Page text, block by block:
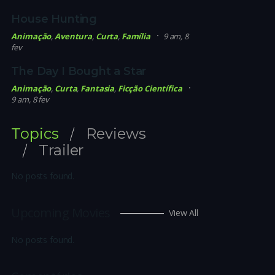
House Hunting
Animação,Aventura, Curta, Família
9 am, 8
fev
The Day I Bought a Star
Animação, Curta, Fantasia, Ficção Científica
9 am, 8 fev
Topics
Reviews
Trailer
No posts found.
View All
No posts found.